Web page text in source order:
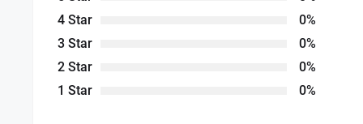
4 Star
0%
3 Star
0%
2 Star
0%
1 Star
0%